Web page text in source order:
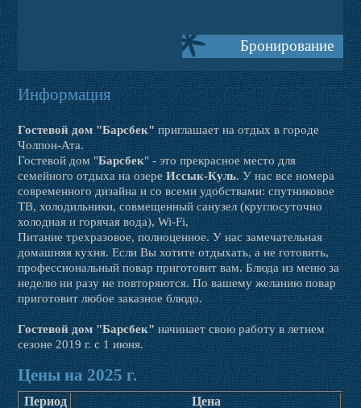
Бронирование
Информация
Гостевой дом "Барсбек" приглашает на отдых в городе
Чолпон-Ата.
Гостевой дом "Барсбек" - это прекрасное место для
семейного отдыха на озереИссык-Куль. У нас все номера
современного дизайна и со всеми удобствами: спутниковое
ТВ, холодильники, совмещенный санузел (круглосуточно
холодная и горячая вода), Wi-Fi,
Питание трехразовое, полноценное. У нас замечательная
домашняя кухня. Если Вы хотите отдыхать, а не готовить,
профессиональный повар приготовит вам. Блюда из меню за
неделю ни разу не повторяются. По вашему желанию повар
приготовит любое заказное блюдо.
Гостевой дом "Барсбек" начинает свою работу в летнем
сезоне 2019 г. с 1 июня.
Цены на 2025 г.
Период Цена